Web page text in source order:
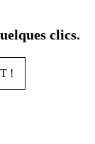
clics.
!